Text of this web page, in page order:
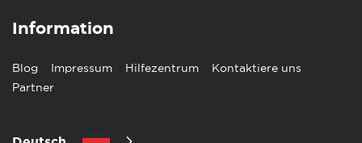
Information
Blog Impressum Hilfezentrum
Kontaktiere uns
Partner